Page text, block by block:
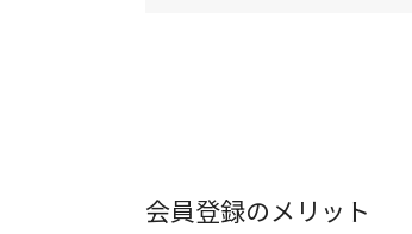
会員登録のメリット